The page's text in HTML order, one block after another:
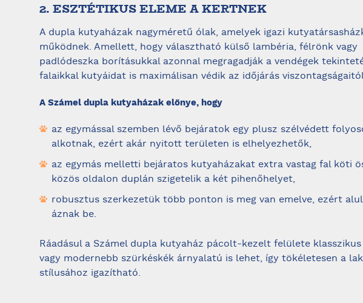
2. ESZTÉTIKUS ELEME A KERTNEK
A dupla kutyaházak nagyméretű ólak, amelyek igazi
működnek. Amellett, hogy választható külső lambéria, félrönk vagy
padlódeszka borításukkal azonnal megragadják a vendégek
falaikkal kutyáidat is maximálisan védik az időjárás
A Számel dupla kutyaházak előnye, hogy
az egymással szemben lévő bejáratok egy plusz szélvédett
alkotnak, ezért akár nyitott területen is elhelyezhetők,
az egymás melletti bejáratos kutyaházakat extra vastag fal köti
közös oldalon duplán szigetelik a két pihenőhelyet,
robusztus szerkezetük több ponton is meg van emelve, ezért
áznak be.
Ráadásul a Számel dupla kutyaház pácolt-kezelt felülete
vagy modernebb szürkéskék árnyalatú is lehet, így tökéletesen a
stílusához igazítható.